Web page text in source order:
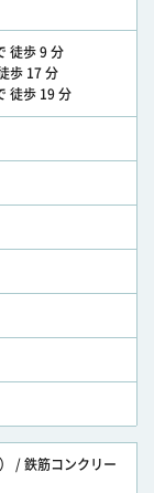
徒歩 9 分
歩 17 分
徒歩 19 分
/ 鉄筋コンクリー